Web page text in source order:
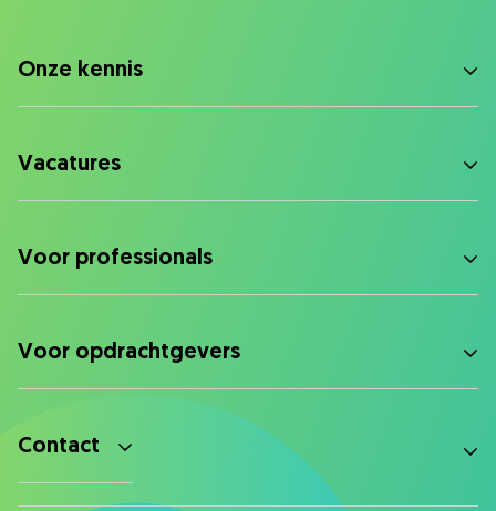
Onze kennis
Vacatures
Voor professionals
Voor opdrachtgevers
Contact